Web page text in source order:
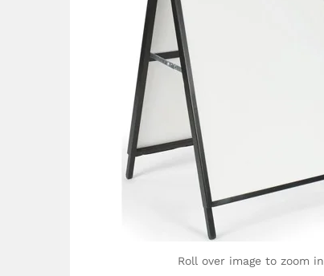
Roll over image to zoom in